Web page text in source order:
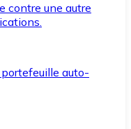
contre une autre
auto-